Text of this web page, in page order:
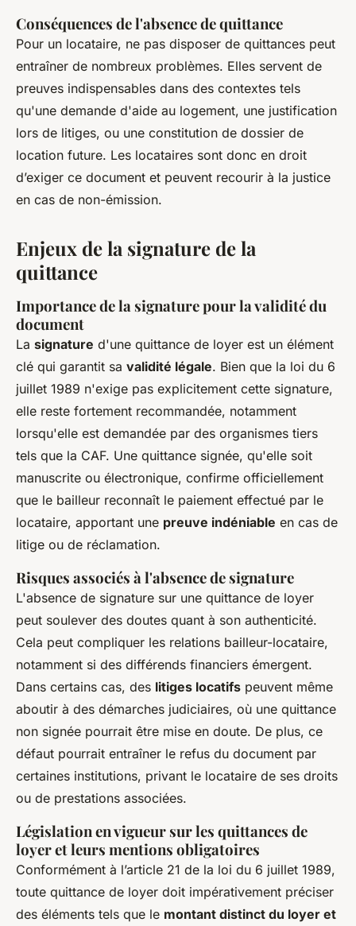
Conséquences de l'absence de quittance
Pour un locataire, ne pas disposer de quittances peut
entraîner de nombreux problèmes. Elles servent de
preuves indispensables dans des contextes tels
qu'une demande d'aide au logement, une justification
lors de litiges, ou une constitution de dossier de
location future. Les locataires sont donc en droit
d’exiger ce document et peuvent recourir à la justice
en cas de non-émission.
Enjeux de la signature de la
quittance
Importance de la signature pour la validité du
document
La signature d'une quittance de loyer est un élément
clé qui garantit sa validité légale. Bien que la loi du 6
juillet 1989 n'exige pas explicitement cette signature,
elle reste fortement recommandée, notamment
lorsqu'elle est demandée par des organismes tiers
tels que la CAF. Une quittance signée, qu'elle soit
manuscrite ou électronique, confirme officiellement
que le bailleur reconnaît le paiement effectué par le
locataire, apportant une preuve indéniable en cas de
litige ou de réclamation.
Risques associés à l'absence de signature
L'absence de signature sur une quittance de loyer
peut soulever des doutes quant à son authenticité.
Cela peut compliquer les relations bailleur-locataire,
notamment si des différends financiers émergent.
Dans certains cas, des litiges locatifs peuvent même
aboutir à des démarches judiciaires, où une quittance
non signée pourrait être mise en doute. De plus, ce
défaut pourrait entraîner le refus du document par
certaines institutions, privant le locataire de ses droits
ou de prestations associées.
Législation en vigueur sur les quittances de
loyer et leurs mentions obligatoires
Conformément à l’article 21 de la loi du 6 juillet 1989,
toute quittance de loyer doit impérativement préciser
des éléments tels que le montant distinct du loyer et